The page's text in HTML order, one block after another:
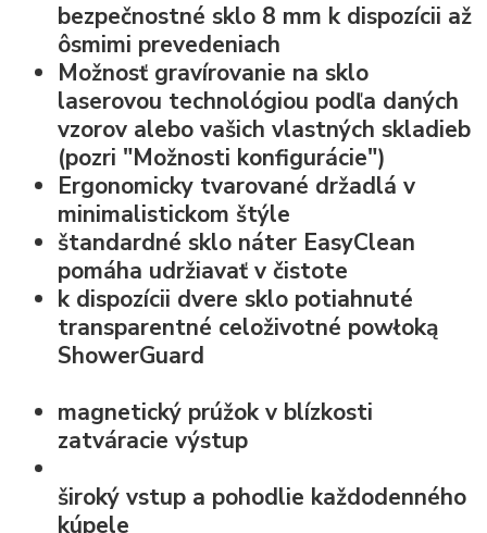
bezpečnostné sklo 8 mm k dispozícii až
ôsmimi prevedeniach
Možnosť gravírovanie na sklo
laserovou technológiou podľa daných
vzorov alebo vašich vlastných skladieb
(pozri "Možnosti konfigurácie")
Ergonomicky tvarované držadlá v
minimalistickom štýle
štandardnésklo náter EasyClean
pomáha udržiavať v čistote
k dispozícii dvere sklo potiahnuté
transparentné celoživotné powłoką
ShowerGuard
magnetický prúžok v blízkosti
zatváracie výstup
široký vstup a pohodlie každodenného
kúpele